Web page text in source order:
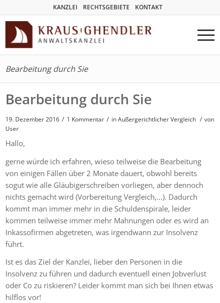
KANZLEI RECHTSGEBIETE KONTAKT
Bearbeitung durch Sie
Bearbeitung durch Sie
19. Dezember 2016 / 1 Kommentar / inAußergerichtlicher Vergleich / von
User
Hallo,
gerne würde ich erfahren, wieso teilweise die Bearbeitung
von einigen Fällen über 2 Monate dauert, obwohl bereits
sogut wie alle Gläubigerschreiben vorliegen, aber dennoch
nichts gemacht wird (Vorbereitung Vergleich,…). Dadurch
kommt man immer mehr in die Schuldenspirale, leider
kommen teilweise immer mehr Mahnungen oder es wird an
Inkassofirmen abgetreten, was irgendwann zur Insolvenz
führt.
Ist es das Ziel der Kanzlei, lieber den Personen in die
Insolvenz zu führen und dadurch eventuell einen Jobverlust
oder Co zu riskieren? Leider kommt man sich bei Ihnen etwas
hilflos vor!